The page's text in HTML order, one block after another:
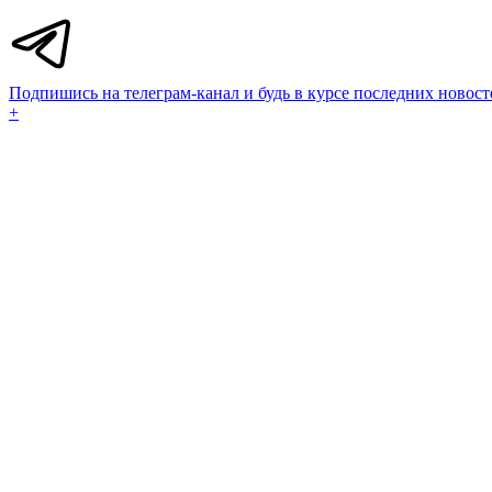
Подпишись на телеграм-канал и будь в курсе последних
+